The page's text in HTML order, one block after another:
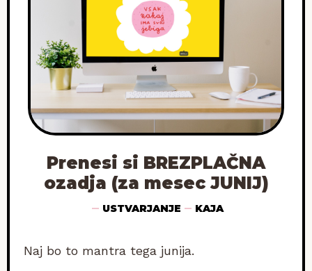
Prenesi si BREZPLAČNA
ozadja (za mesec JUNIJ)
USTVARJANJE KAJA
Naj bo to mantra tega junija.